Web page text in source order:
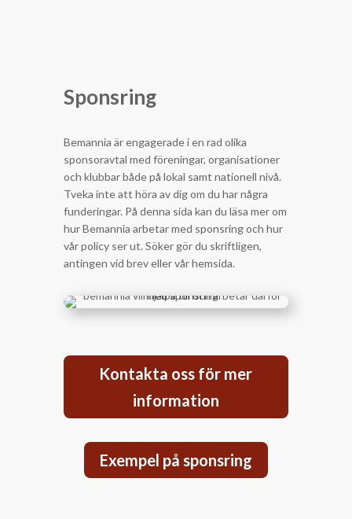
Sponsring
Bemannia är engagerade i en rad olika
sponsoravtal med föreningar, organisationer
och klubbar både på lokal samt nationell nivå.
Tveka inte att höra av dig om du har några
funderingar. På denna sida kan du läsa mer om
hur Bemannia arbetar med sponsring och hur
vår policy ser ut. Söker gör du skriftligen,
antingen vid brev eller vår hemsida.
Kontakta oss för mer
information
Exempel på sponsring